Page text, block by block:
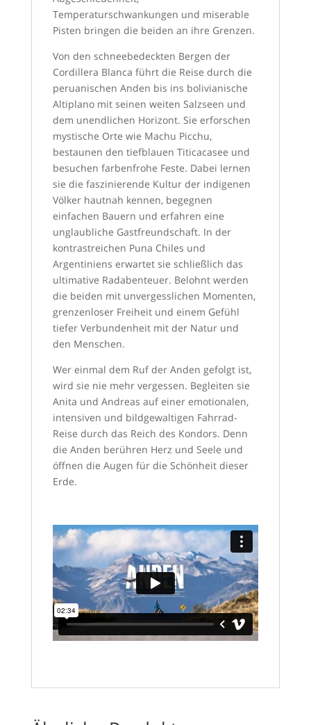
Temperaturschwankungen und miserable
Pisten bringen die beiden an ihre Grenzen.
Von den schneebedeckten Bergen der
Cordillera Blanca führt die Reise durch die
peruanischen Anden bis ins bolivianische
Altiplano mit seinen weiten Salzseen und
dem unendlichen Horizont. Sie erforschen
mystische Orte wie Machu Picchu,
bestaunen den tiefblauen Titicacasee und
besuchen farbenfrohe Feste. Dabei lernen
sie die faszinierende Kultur der indigenen
Völker hautnah kennen, begegnen
einfachen Bauern und erfahren eine
unglaubliche Gastfreundschaft. In der
kontrastreichen Puna Chiles und
Argentiniens erwartet sie schließlich das
ultimative Radabenteuer. Belohnt werden
die beiden mit unvergesslichen Momenten,
grenzenloser Freiheit und einem Gefühl
tiefer Verbundenheit mit der Natur und
den Menschen.
Wer einmal dem Ruf der Anden gefolgt ist,
wird sie nie mehr vergessen. Begleiten sie
Anita und Andreas auf einer emotionalen,
intensiven und bildgewaltigen Fahrrad-
Reise durch das Reich des Kondors. Denn
die Anden berühren Herz und Seele und
öffnen die Augen für die Schönheit dieser
Erde.